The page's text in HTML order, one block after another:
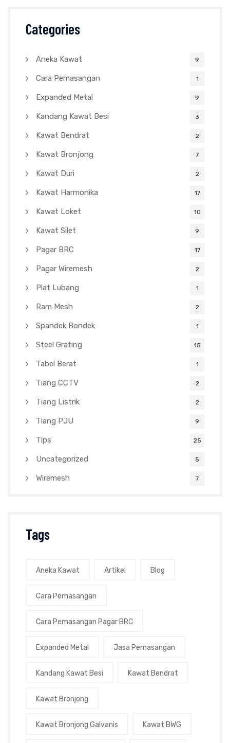
Categories
Aneka Kawat 9
Cara Pemasangan 1
Expanded Metal 9
Kandang Kawat Besi 3
Kawat Bendrat 2
Kawat Bronjong 7
Kawat Duri 2
Kawat Harmonika 17
Kawat Loket 10
Kawat Silet 9
Pagar BRC 17
Pagar Wiremesh 2
Plat Lubang 1
Ram Mesh 2
Spandek Bondek 1
Steel Grating 15
Tabel Berat 1
Tiang CCTV 2
Tiang Listrik 2
Tiang PJU 9
Tips 25
Uncategorized 5
Wiremesh 7
Tags
Aneka Kawat Artikel Blog
Cara Pemasangan
Cara Pemasangan Pagar BRC
Expanded Metal Jasa Pemasangan
Kandang Kawat Besi Kawat Bendrat
Kawat Bronjong
Kawat Bronjong Galvanis Kawat BWG